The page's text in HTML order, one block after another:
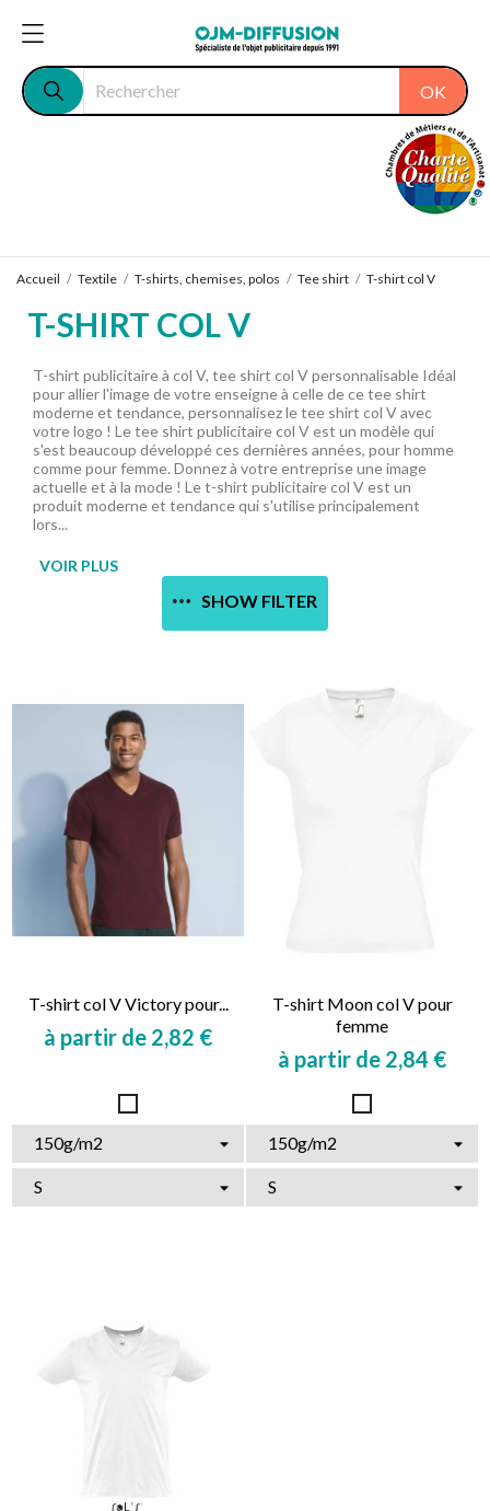
OK
Accueil Textile T-shirts, chemises, polos Tee shirt T-shirt col V
T-SHIRT COL V
T-shirt publicitaire à col V, tee shirt col V personnalisable Idéal
pour allier l'image de votre enseigne à celle de ce tee shirt
moderne et tendance, personnalisez le tee shirt col V avec
votre logo ! Le tee shirt publicitaire col V est un modèle qui
s'est beaucoup développé ces dernières années, pour homme
comme pour femme. Donnez à votre entreprise une image
actuelle et à la mode ! Le t-shirt publicitaire col V est un
produit moderne et tendance qui s'utilise principalement
lors...
VOIR PLUS
SHOW FILTER
T-shirt col V Victory pour...
à partir de 2,82 €
T-shirt Moon col V pour
femme
à partir de 2,84 €